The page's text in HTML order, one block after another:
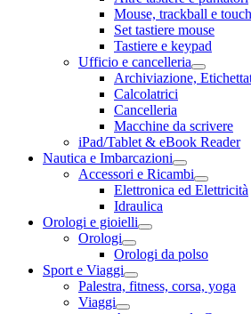
Mouse, trackball e
Set tastiere mouse
Tastiere e keypad
Ufficio e cancelleria
Archiviazione,
Calcolatrici
Cancelleria
Macchine da scrivere
iPad/Tablet & eBook Reader
Nautica e Imbarcazioni
Accessori e Ricambi
Elettronica ed Elettricità
Idraulica
Orologi e gioielli
Orologi
Orologi da polso
Sport e Viaggi
Palestra, fitness, corsa, yoga
Viaggi